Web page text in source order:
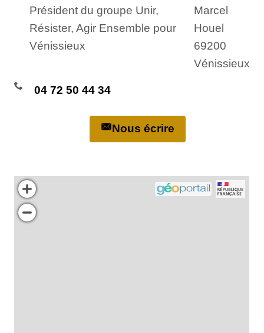
Président du groupe Unir,
Résister, Agir Ensemble pour
Vénissieux
Marcel
Houel
69200
Vénissieux
04 72 50 44 34
Nous écrire